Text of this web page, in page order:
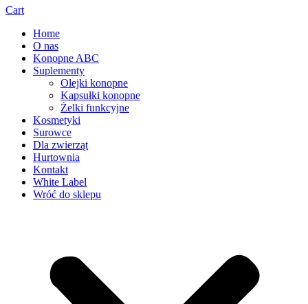
Cart
Home
O nas
Konopne ABC
Suplementy
Olejki konopne
Kapsułki konopne
Żelki funkcyjne
Kosmetyki
Surowce
Dla zwierząt
Hurtownia
Kontakt
White Label
Wróć do sklepu